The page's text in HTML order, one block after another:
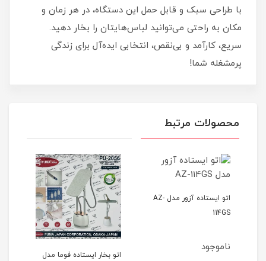
با طراحی سبک و قابل حمل این دستگاه، در هر زمان و
مکان به راحتی می‌توانید لباس‌هایتان را بخار دهید.
سریع، کارآمد و بی‌نقص، انتخابی ایده‌آل برای زندگی
پرمشغله شما!
محصولات مرتبط
اتو ایستاده آزور مدل AZ-
114GS
ناموجود
اتو بخار ایستاده فوما مدل